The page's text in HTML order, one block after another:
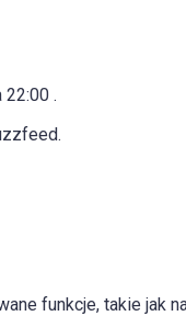
.
funkcje, takie jak